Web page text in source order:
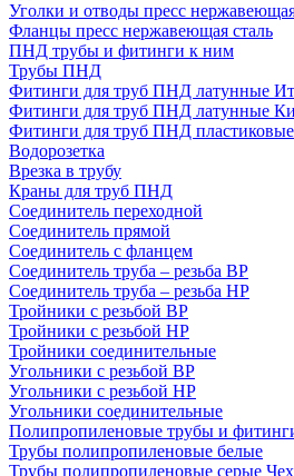
Уголки и отводы пресс
Фланцы пресс нержавеющая сталь
ПНД трубы и фитинги к ним
Трубы ПНД
Фитинги для труб ПНД латунные
Фитинги для труб ПНД латунные
Фитинги для труб ПНД пластиковые
Водорозетка
Врезка в трубу
Краны для труб ПНД
Соединитель переходной
Соединитель прямой
Соединитель с фланцем
Соединитель труба – резьба ВР
Соединитель труба – резьба НР
Тройники с резьбой ВР
Тройники с резьбой НР
Тройники соединительные
Угольники с резьбой ВР
Угольники с резьбой НР
Угольники соединительные
Полипропиленовые трубы и
Трубы полипропиленовые белые
Трубы полипропиленовые серые